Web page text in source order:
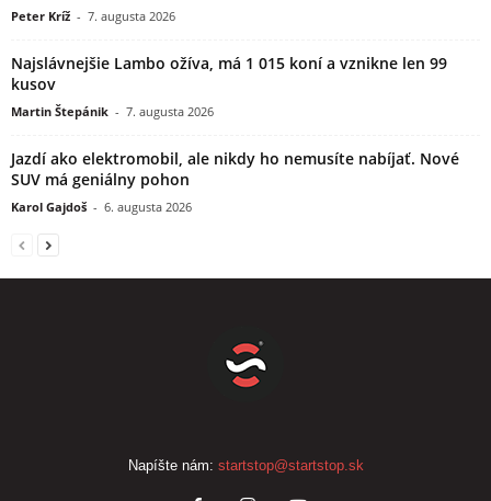
Peter Kríž - 7. augusta 2026
Najslávnejšie Lambo ožíva, má 1 015 koní a vznikne len 99
kusov
Martin Štepánik - 7. augusta 2026
Jazdí ako elektromobil, ale nikdy ho nemusíte nabíjať. Nové
SUV má geniálny pohon
Karol Gajdoš - 6. augusta 2026
Napíšte nám: startstop@startstop.sk